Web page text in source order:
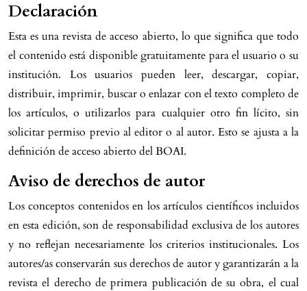
Declaración
Esta es una revista de acceso abierto, lo que significa que todo
el contenido está disponible gratuitamente para el usuario o su
institución. Los usuarios pueden leer, descargar, copiar,
distribuir, imprimir, buscar o enlazar con el texto completo de
los artículos, o utilizarlos para cualquier otro fin lícito, sin
solicitar permiso previo al editor o al autor. Esto se ajusta a la
definición de acceso abierto del BOAI.
Aviso de derechos de autor
Los conceptos contenidos en los artículos científicos incluidos
en esta edición, son de responsabilidad exclusiva de los autores
y no reflejan necesariamente los criterios institucionales. Los
autores/as conservarán sus derechos de autor y garantizarán a la
revista el derecho de primera publicación de su obra, el cual